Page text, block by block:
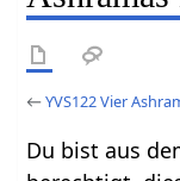
←YVS122 Vier
Du bist aus